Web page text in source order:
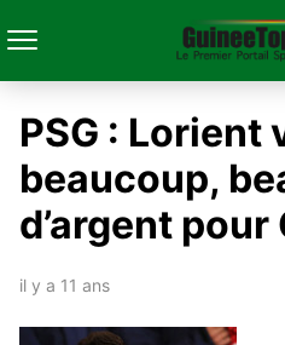
PSG : Lorient
beaucoup,
d’argent
il y a 11 ans